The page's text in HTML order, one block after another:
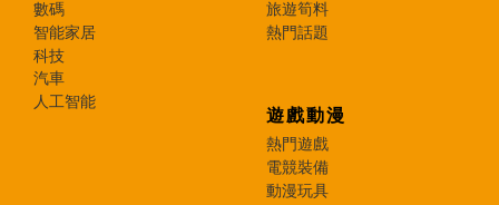
數碼
智能家居
科技
汽車
人工智能
旅遊筍料
熱門話題
遊戲動漫
熱門遊戲
電競裝備
動漫玩具